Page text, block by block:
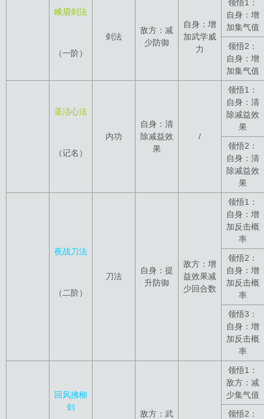
峨眉剑法
（一阶）
剑法
敌方：减
少防御
自身：增
加武学威
力
领悟1：
自身：增
加集气值
领悟2：
自身：增
加集气值
圣洁心法
（记名）
内功
自身：清
除减益效
果
/
领悟1：
自身：清
除减益效
果
领悟2：
自身：清
除减益效
果
夜战刀法
（二阶）
刀法
自身：提
升防御
敌方：增
益效果减
少回合数
领悟1：
自身：增
加反击概
率
领悟2：
自身：增
加反击概
率
领悟3：
自身：增
加反击概
率
回风拂柳
剑
敌方：武
领悟1：
敌方：减
少集气值
领悟2：